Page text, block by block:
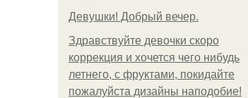
Девушки! Добрый вечер.
Здравствуйте девочки скоро
коррекция и хочется чего нибудь
летнего, с фруктами, покидайте
пожалуйста дизайны наподобие!